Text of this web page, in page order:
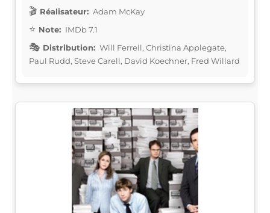
Réalisateur: Adam McKay
Note: IMDb 7.1
Distribution: Will Ferrell, Christina Applegate,
Paul Rudd, Steve Carell, David Koechner, Fred Willard